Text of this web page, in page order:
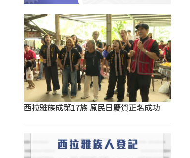
西拉雅族成第17族 原民日慶賀正名成功